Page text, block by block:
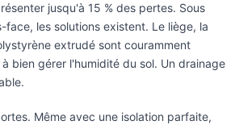
jusqu'à 15 % des pertes. Sous
face, les solutions existent. Le liège, la
extrudé sont couramment
bien gérer l'humidité du sol. Un drainage
Même avec une isolation parfaite,